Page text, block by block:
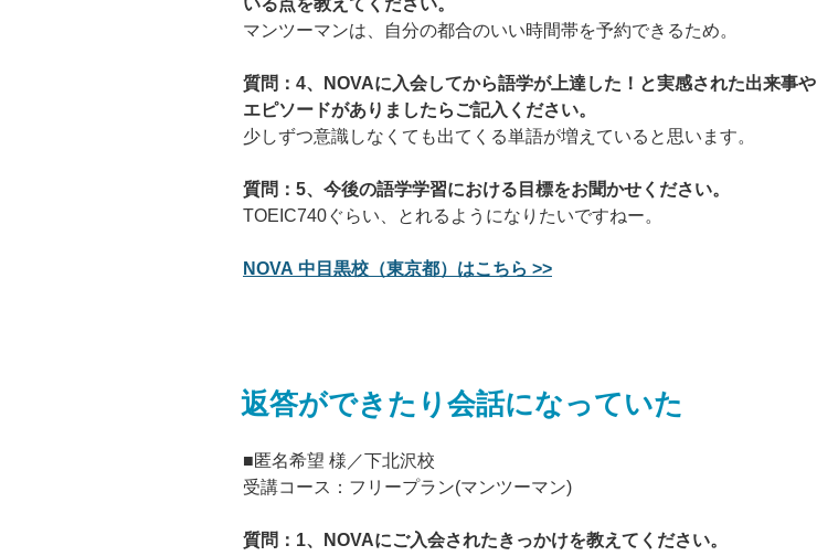
いる点を教えてください。
マンツーマンは、自分の都合のいい時間帯を予約できるため。
質問：4、NOVAに入会してから語学が上達した！と実感された出来事や
エピソードがありましたらご記入ください。
少しずつ意識しなくても出てくる単語が増えていると思います。
質問：5、今後の語学学習における目標をお聞かせください。
TOEIC740ぐらい、とれるようになりたいですねー。
NOVA 中目黒校（東京都）はこちら >>
返答ができたり会話になっていた
■匿名希望 様／下北沢校
受講コース：フリープラン(マンツーマン)
質問：1、NOVAにご入会されたきっかけを教えてください。